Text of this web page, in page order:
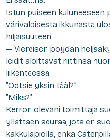
Istun puiseen kuluneeseen
värivaloisesta ikkunasta
hiljaisuuteen.
— Viereisen pöydän
leidit aloittavat riittinsä
liikenteessä.
”Ootsie yksin tääl?”
”Miks?”
Kerron olevani toimittaja
yllättäen seuraa, jota en
kakkulapiolla, enkä